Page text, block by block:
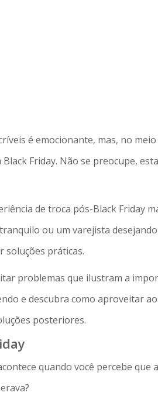
é emocionante, mas, no meio
Friday. Não se preocupe,
de troca pós-Black Friday
ou um varejista desejando
soluções práticas.
problemas que ilustram a
e descubra como aproveitar ao
posteriores.
quando você percebe que